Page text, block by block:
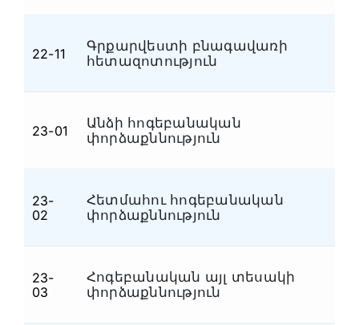
22-11
Գրքարվեստի բնագավառի
հետազոտություն
23-01
Անձի հոգեբանական
փորձաքննություն
23-
02
Հետմահու հոգեբանական
փորձաքննություն
23-
03
Հոգեբանական այլ տեսակի
փորձաքննություն